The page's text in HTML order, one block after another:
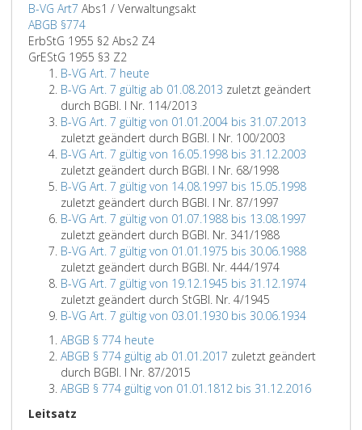
B-VG Art7 Abs1 / Verwaltungsakt
ABGB §774
ErbStG 1955 §2 Abs2 Z4
GrEStG 1955 §3 Z2
B-VG Art. 7 heute
B-VG Art. 7 gültig ab 01.08.2013 zuletzt geändert
durch BGBl. I Nr. 114/2013
B-VG Art. 7 gültig von 01.01.2004 bis 31.07.2013
zuletzt geändert durch BGBl. I Nr. 100/2003
B-VG Art. 7 gültig von 16.05.1998 bis 31.12.2003
zuletzt geändert durch BGBl. I Nr. 68/1998
B-VG Art. 7 gültig von 14.08.1997 bis 15.05.1998
zuletzt geändert durch BGBl. I Nr. 87/1997
B-VG Art. 7 gültig von 01.07.1988 bis 13.08.1997
zuletzt geändert durch BGBl. Nr. 341/1988
B-VG Art. 7 gültig von 01.01.1975 bis 30.06.1988
zuletzt geändert durch BGBl. Nr. 444/1974
B-VG Art. 7 gültig von 19.12.1945 bis 31.12.1974
zuletzt geändert durch StGBl. Nr. 4/1945
B-VG Art. 7 gültig von 03.01.1930 bis 30.06.1934
ABGB § 774 heute
ABGB § 774 gültig ab 01.01.2017 zuletzt geändert
durch BGBl. I Nr. 87/2015
ABGB § 774 gültig von 01.01.1812 bis 31.12.2016
Leitsatz